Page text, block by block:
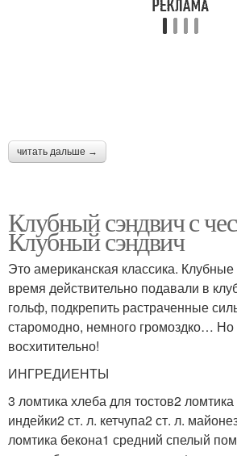
читать дальше →
Клубный сэндвич с
Клубный сэндвич
Это американская классика.
время действительно подавали в
гольф, подкрепить растраченные
старомодно, немного громоздко…
восхитительно!
ИНГРЕДИЕНТЫ
3 ломтика хлеба для тостов2
индейки2 ст. л. кетчупа2 ст. л.
ломтика бекона1 средний спелый